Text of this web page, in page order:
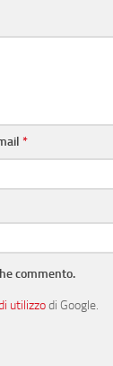
*
commento.
utilizzodi Google.